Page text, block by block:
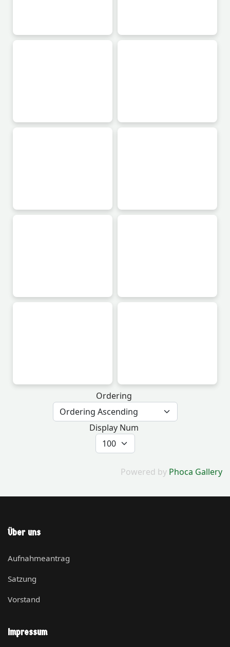
Ordering
Display Num
Powered by Phoca Gallery
Über uns
Aufnahmeantrag
Satzung
Vorstand
Impressum